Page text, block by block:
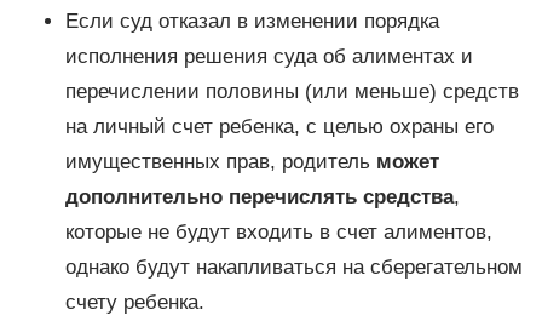
Если суд отказал в изменении порядка
исполнения решения суда об алиментах и
перечислении половины (или меньше) средств
на личный счет ребенка, с целью охраны его
имущественных прав, родитель может
дополнительно перечислять средства,
которые не будут входить в счет алиментов,
однако будут накапливаться на сберегательном
счету ребенка.